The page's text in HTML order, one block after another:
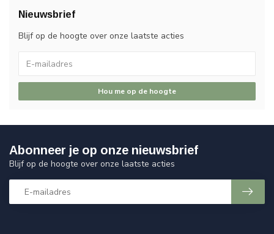
Nieuwsbrief
Blijf op de hoogte over onze laatste acties
Hou me op de hoogte
Abonneer je op onze nieuwsbrief
Blijf op de hoogte over onze laatste acties